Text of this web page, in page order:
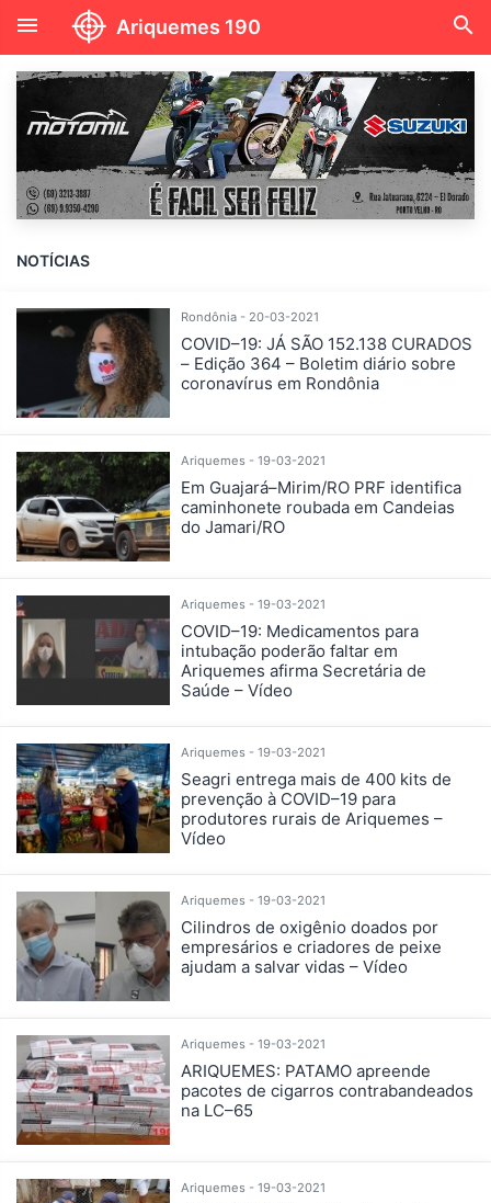
menu Ariquemes 190 search
NOTÍCIAS
Rondônia - 20-03-2021
COVID–19: JÁ SÃO 152.138 CURADOS
– Edição 364 – Boletim diário sobre
coronavírus em Rondônia
Ariquemes - 19-03-2021
Em Guajará–Mirim/RO PRF identifica
caminhonete roubada em Candeias
do Jamari/RO
Ariquemes - 19-03-2021
COVID–19: Medicamentos para
intubação poderão faltar em
Ariquemes afirma Secretária de
Saúde – Vídeo
Ariquemes - 19-03-2021
Seagri entrega mais de 400 kits de
prevenção à COVID–19 para
produtores rurais de Ariquemes –
Vídeo
Ariquemes - 19-03-2021
Cilindros de oxigênio doados por
empresários e criadores de peixe
ajudam a salvar vidas – Vídeo
Ariquemes - 19-03-2021
ARIQUEMES: PATAMO apreende
pacotes de cigarros contrabandeados
na LC–65
Ariquemes - 19-03-2021